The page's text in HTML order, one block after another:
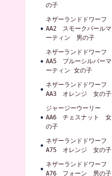
の子
ネザーランドドワーフ
AA2 スモークパールマ
ーティン 男の子
ネザーランドドワーフ
AA5 ブルーシルバーマ
ーティン 女の子
ネザーランドドワーフ
AA3 オレンジ 女の子
ジャージーウーリー
AA6 チェスナット 女
の子
ネザーランドドワーフ
A75 オレンジ 女の子
ネザーランドドワーフ
A76 フォーン 男の子